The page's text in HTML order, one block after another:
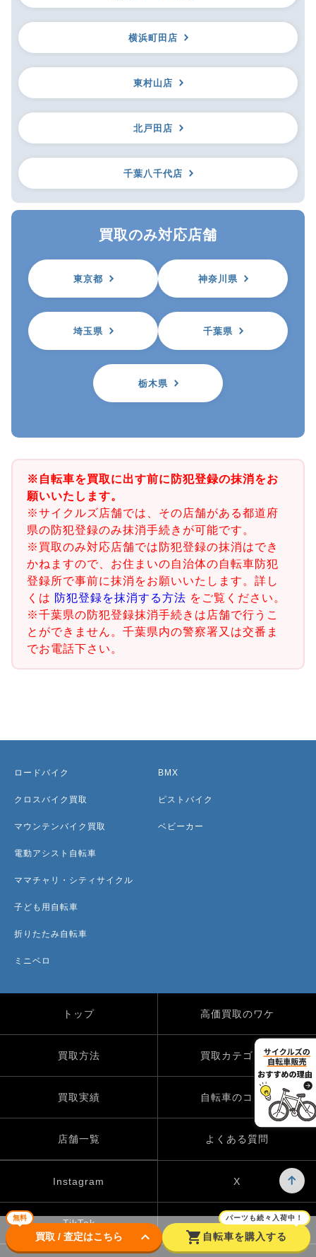
横浜町田店
東村山店
北戸田店
千葉八千代店
買取のみ対応店舗
東京都 神奈川県
埼玉県 千葉県
栃木県
※自転車を買取に出す前に防犯登録の抹消をお
願いいたします。
※サイクルズ店舗では、その店舗がある都道府
県の防犯登録のみ抹消手続きが可能です。
※買取のみ対応店舗では防犯登録の抹消はでき
かねますので、お住まいの自治体の自転車防犯
登録所で事前に抹消をお願いいたします。詳し
くは 防犯登録を抹消する方法 をご覧ください。
※千葉県の防犯登録抹消手続きは店舗で行うこ
とができません。千葉県内の警察署又は交番ま
でお電話下さい。
無料
買取 / 査定はこちら keyboard_arrow_down shopping_cart
パーツも続々入荷中！
自転車を購入する
ロードバイク
クロスバイク買取
マウンテンバイク買取
電動アシスト自転車
ママチャリ・シティサイクル
子ども用自転車
折りたたみ自転車
ミニベロ
BMX
ピストバイク
ベビーカー
トップ 高価買取のワケ
買取方法 買取カテゴリー
買取実績 自転車のコラム
店舗一覧 よくある質問
Instagram X
TikTok